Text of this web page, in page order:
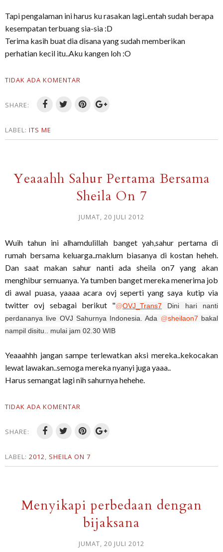
Tapi pengalaman ini harus ku rasakan lagi..entah sudah berapa
kesempatan terbuang sia-sia :D
Terima kasih buat dia disana yang sudah memberikan
perhatian kecil itu..Aku kangen loh :O
TIDAK ADA KOMENTAR
SHARE:
LABEL: ITS ME
Yeaaahh Sahur Pertama Bersama
Sheila On 7
JUMAT, 20 JULI 2012
Wuih tahun ini alhamdulillah banget yah,sahur pertama di
rumah bersama keluarga..maklum biasanya di kostan heheh.
Dan saat makan sahur nanti ada sheila on7 yang akan
menghibur semuanya. Ya tumben banget mereka menerima job
di awal puasa, yaaaa acara ovj seperti yang saya kutip via
twitter ovj sebagai berikut "@OVJ_Trans7 Dini hari nanti
perdananya live OVJ Sahurnya Indonesia. Ada @sheilaon7 bakal
nampil disitu.. mulai jam 02.30 WIB
Yeaaahhh jangan sampe terlewatkan aksi mereka..kekocakan
lewat lawakan..semoga mereka nyanyi juga yaaa..
Harus semangat lagi nih sahurnya hehehe.
TIDAK ADA KOMENTAR
SHARE:
LABEL: 2012, SHEILA ON 7
Menyikapi perbedaan dengan
bijaksana
JUMAT, 20 JULI 2012